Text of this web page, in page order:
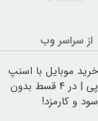
از سراسر وب
خرید موبایل با اسنپ
پی | در ۴ قسط بدون
سود و کارمزد!